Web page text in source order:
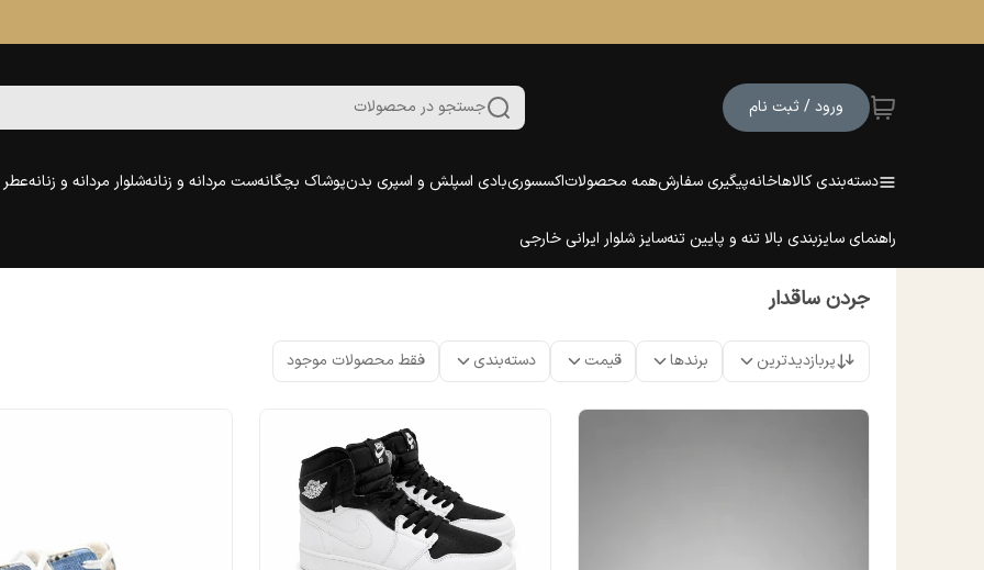
ورود / ثبت نام جستجو در محصولات
دسته‌بندی کالاهاخانهپیگیری سفارشهمه محصولاتاکسسوریبادی اسپلش و اسپری بدنپوشاک بچگانهست مردانه و زنانهشلوار مردانه و زنانهعطر
راهنمای سایزبندی بالا تنه و پایین تنهسایز شلوار ایرانی خارجی
جردن ساقدار
پربازدیدترین برندها قیمت دسته‌بندی فقط محصولات موجود